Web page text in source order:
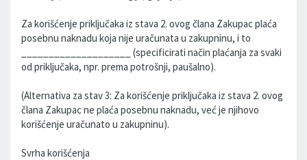
Za korišćenje priključaka iz stava 2. ovog člana Zakupac plaća
posebnu naknadu koja nije uračunata u zakupninu, i to
____________________ (specificirati način plaćanja za svaki
od priključaka, npr. prema potrošnji, paušalno).
(Alternativa za stav 3: Za korišćenje priključaka iz stava 2. ovog
člana Zakupac ne plaća posebnu naknadu, već je njihovo
korišćenje uračunato u zakupninu).
Svrha korišćenja